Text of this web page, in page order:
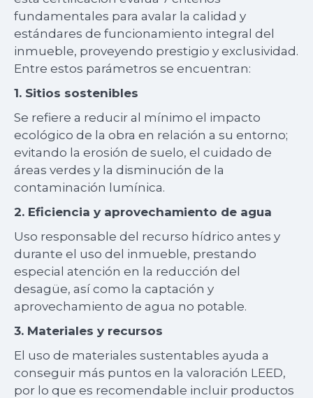
fundamentales para avalar la calidad y
estándares de funcionamiento integral del
inmueble, proveyendo prestigio y exclusividad.
Entre estos parámetros se encuentran:
1. Sitios sostenibles
Se refiere a reducir al mínimo el impacto
ecológico de la obra en relación a su entorno;
evitando la erosión de suelo, el cuidado de
áreas verdes y la disminución de la
contaminación lumínica.
2. Eficiencia y aprovechamiento de agua
Uso responsable del recurso hídrico antes y
durante el uso del inmueble, prestando
especial atención en la reducción del
desagüe, así como la captación y
aprovechamiento de agua no potable.
3. Materiales y recursos
El uso de materiales sustentables ayuda a
conseguir más puntos en la valoración LEED,
por lo que es recomendable incluir productos